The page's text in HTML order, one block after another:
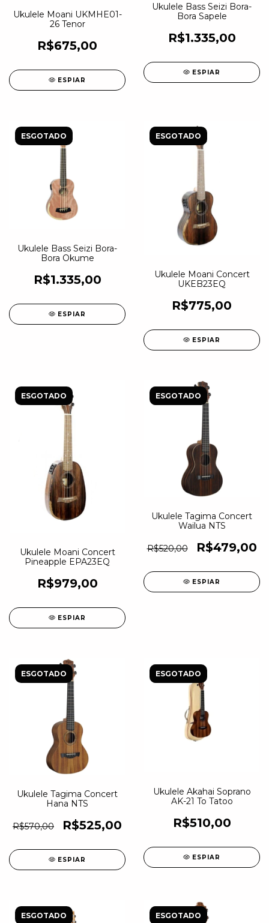
Ukulele Moani UKMHE01-
26 Tenor
R$675,00
ESPIAR
Ukulele Bass Seizi Bora-
Bora Sapele
R$1.335,00
ESPIAR
ESGOTADO
Ukulele Bass Seizi Bora-
Bora Okume
R$1.335,00
ESPIAR
ESGOTADO
Ukulele Moani Concert
UKEB23EQ
R$775,00
ESPIAR
ESGOTADO
Ukulele Moani Concert
Pineapple EPA23EQ
R$979,00
ESPIAR
ESGOTADO
Ukulele Tagima Concert
Wailua NTS
R$520,00 R$479,00
ESPIAR
ESGOTADO
Ukulele Tagima Concert
Hana NTS
R$570,00 R$525,00
ESPIAR
ESGOTADO
Ukulele Akahai Soprano
AK-21 To Tatoo
R$510,00
ESPIAR
ESGOTADO ESGOTADO